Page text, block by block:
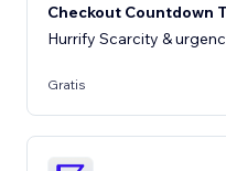
Checkout Countdown
Hurrify Scarcity &
Gratis